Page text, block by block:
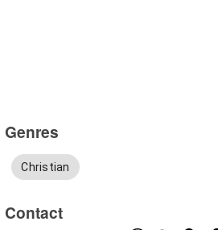
Genres
Christian
Contact